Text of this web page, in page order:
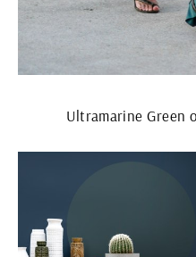
Ultramarine Green